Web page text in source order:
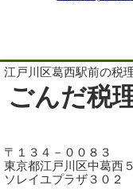
江戸川区葛西駅前の税
ごんだ
〒１３４－００８３
東京都江戸川区中葛西
ソレイユプラザ３０２